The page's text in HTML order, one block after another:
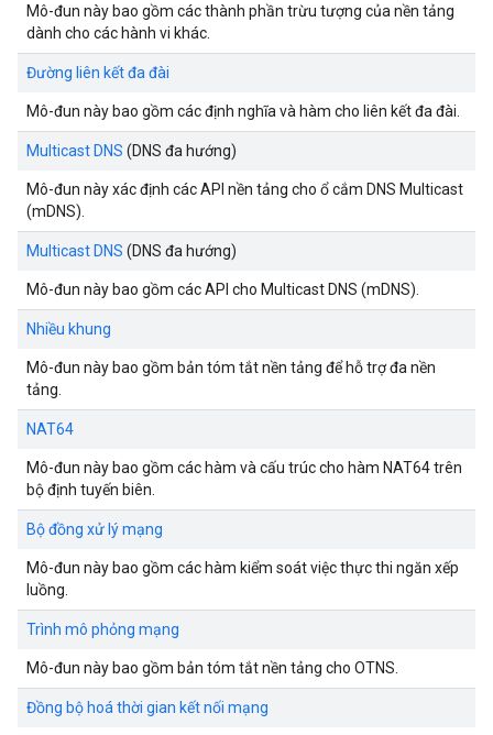
Mô-đun này bao gồm các thành phần trừu tượng của nền tảng
dành cho các hành vi khác.
Đường liên kết đa đài
Mô-đun này bao gồm các định nghĩa và hàm cho liên kết đa đài.
Multicast DNS (DNS đa hướng)
Mô-đun này xác định các API nền tảng cho ổ cắm DNS Multicast
(mDNS).
Multicast DNS (DNS đa hướng)
Mô-đun này bao gồm các API cho Multicast DNS (mDNS).
Nhiều khung
Mô-đun này bao gồm bản tóm tắt nền tảng để hỗ trợ đa nền
tảng.
NAT64
Mô-đun này bao gồm các hàm và cấu trúc cho hàm NAT64 trên
bộ định tuyến biên.
Bộ đồng xử lý mạng
Mô-đun này bao gồm các hàm kiểm soát việc thực thi ngăn xếp
luồng.
Trình mô phỏng mạng
Mô-đun này bao gồm bản tóm tắt nền tảng cho OTNS.
Đồng bộ hoá thời gian kết nối mạng